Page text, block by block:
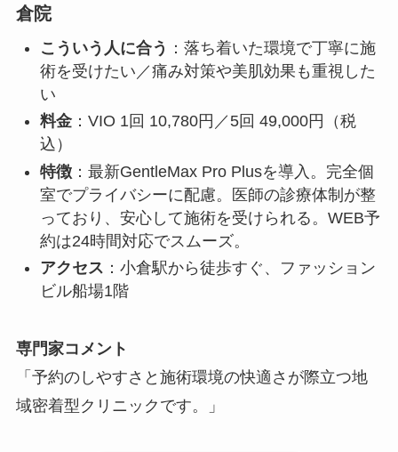
倉院
こういう人に合う ：落ち着いた環境で丁寧に施
術を受けたい／痛み対策や美肌効果も重視した
い
料金：VIO 1回 10,780円／5回 49,000円（税
込）
特徴：最新GentleMax Pro Plusを導入。完全個
室でプライバシーに配慮。医師の診療体制が整
っており、安心して施術を受けられる。WEB予
約は24時間対応でスムーズ。
アクセス ：小倉駅から徒歩すぐ、ファッション
ビル船場1階
専門家コメント
「予約のしやすさと施術環境の快適さが際立つ地
域密着型クリニックです。」